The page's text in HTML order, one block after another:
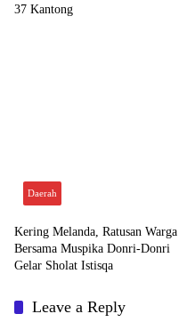
37 Kantong
Daerah
Kering Melanda, Ratusan Warga
Bersama Muspika Donri-Donri
Gelar Sholat Istisqa
Leave a Reply